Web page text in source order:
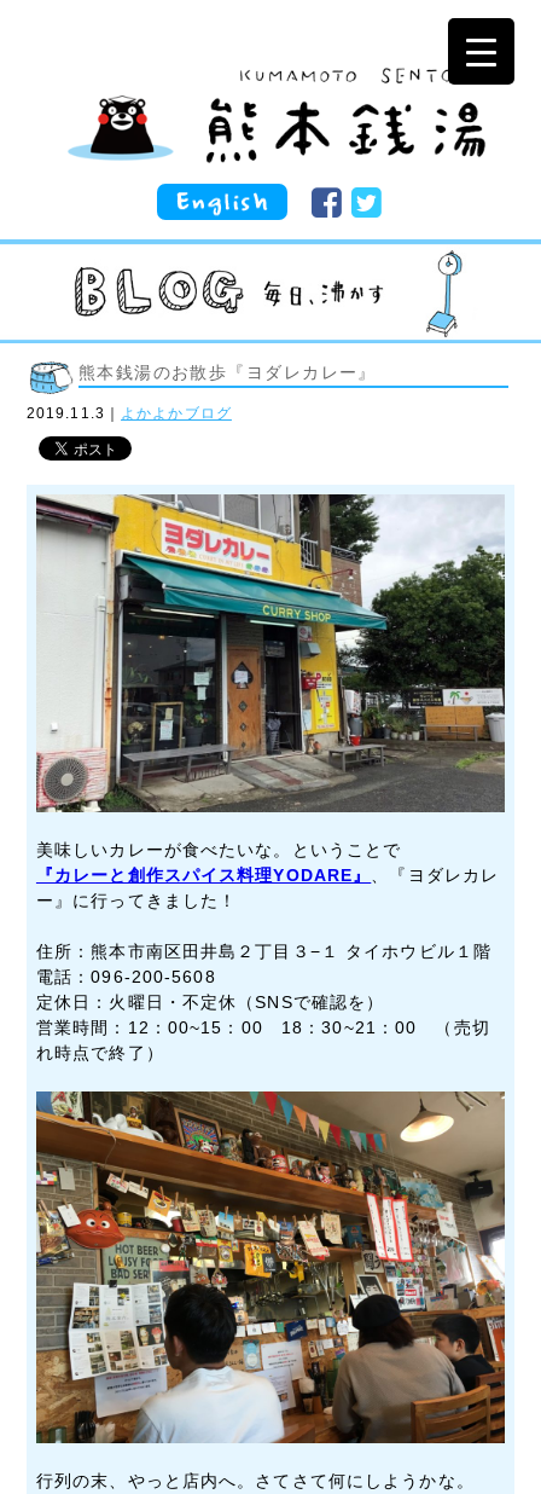
熊本銭湯のお散歩『ヨダレカレー』
2019.11.3｜ よかよかブログ
美味しいカレーが食べたいな。ということで
『カレーと創作スパイス料理YODARE』
、『ヨダレカレ
ー』に行ってきました！
住所：熊本市南区田井島２丁目３−１ タイホウビル１階
電話：096-200-5608
定休日：火曜日・不定休（SNSで確認を）
営業時間：12：00~15：00 18：30~21：00 （売切
れ時点で終了）
行列の末、やっと店内へ。さてさて何にしようかな。